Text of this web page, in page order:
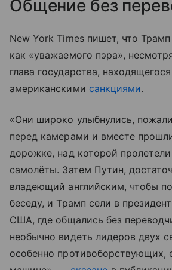
Общение без
New York Times пишет, что
как «уважаемого пэра»,
глава государства,
американскими санкциями.
«Они широко улыбнулись,
перед камерами и вместе
дорожке, над которой
самолёты. Затем Путин,
владеющий английским, чтобы
беседу, и Трамп сели в
США, где общались без
необычно видеть лидеров двух
особенно